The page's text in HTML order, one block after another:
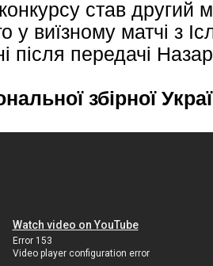
став другий
у виїзному матчі з
після передачі
збірної